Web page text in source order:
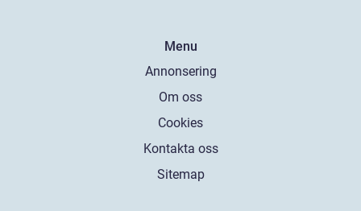
Menu
Annonsering
Om oss
Cookies
Kontakta oss
Sitemap